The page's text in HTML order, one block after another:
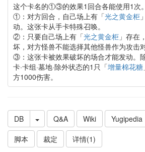
这个卡名的①③的效果1回合各能使用1次。
①：对方回合，自己场上有「光之黄金柜
动。这张卡从手卡特殊召唤。
②：只要自己场上有「光之黄金柜」存在
坏，对方怪兽不能选择其他怪兽作为攻击对
③：这张卡被效果破坏的场合才能发动。
卡·卡组·墓地·除外状态的1只「增量棉花糖
方1000伤害。
DB Q&A Wiki Yugipedia
脚本
裁定 详情(1)